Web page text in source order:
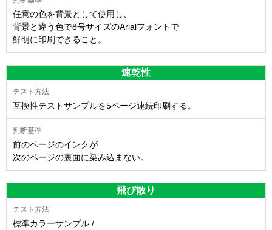
任意の色を背景として使用し、
背景と違う色で8号サイズのArialフォントで
鮮明に印刷できること。
速乾性
互換性テストサンプルを5ページ連続印刷する。
前のページのインクが
次のページの裏面に染み込まない。
飛び散り
標準カラーサンプル /